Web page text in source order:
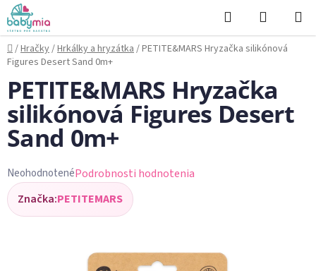
Prejsť
na
obsah
Hľadať
KOŠÍK
Domov
/Hračky/Hrkálky a hryzátka/PETITE&MARS Hryzačka silikónová
Figures Desert Sand 0m+
PETITE&MARS Hryzačka
silikónová Figures Desert
Sand 0m+
Priemerné
hodnotenie
produktu
NeohodnotenéPodrobnosti hodnotenia
Značka:PETITEMARS